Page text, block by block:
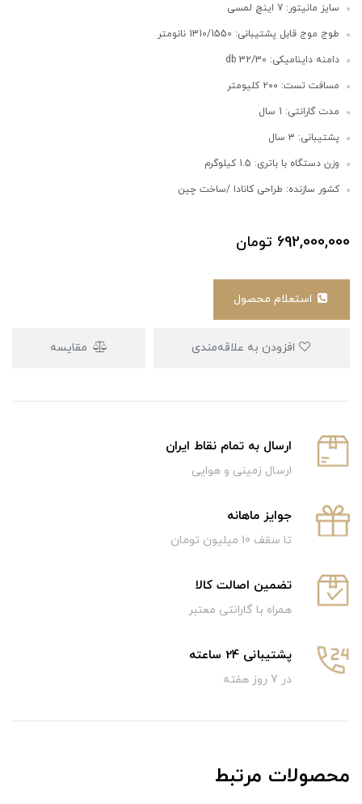
سایز مانیتور: 7 اینچ لمسی
طوج موج قابل پشتیبانی: 1310/1550 نانومتر
دامنه داینامیکی: 32/30 db
مسافت تست: ۲۰۰ کلیومتر
مدت گارانتی: 1 سال
پشتیبانی: ۳ سال
وزن دستگاه با باتری: 1.5 کیلوگرم
کشور سازنده: طراحی کانادا /ساخت چین
692,000,000 تومان
مقایسه
ارسال به تمام نقاط ایران
ارسال زمینی و هوایی
جوایز ماهانه
تا سقف 10 میلیون تومان
تضمین اصالت کالا
همراه با گارانتی معتبر
پشتیبانی 24 ساعته
در 7 روز هفته
محصولات مرتبط